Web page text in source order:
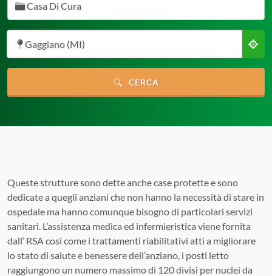
Casa Di Cura
Gaggiano (MI)
CERCA
Queste strutture sono dette anche case protette e sono
dedicate a quegli anziani che non hanno la necessità di stare in
ospedale ma hanno comunque bisogno di particolari servizi
sanitari. L’assistenza medica ed infermieristica viene fornita
dall’ RSA così come i trattamenti riabilitativi atti a migliorare
lo stato di salute e benessere dell’anziano, i posti letto
raggiungono un numero massimo di 120 divisi per nuclei da